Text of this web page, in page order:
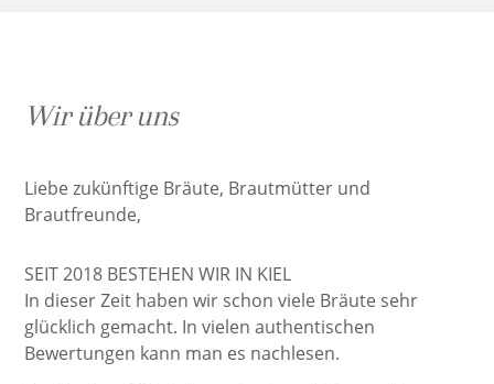
Wir über uns
Liebe zukünftige Bräute, Brautmütter und
Brautfreunde,
SEIT 2018 BESTEHEN WIR IN KIEL
In dieser Zeit haben wir schon viele Bräute sehr
glücklich gemacht. In vielen authentischen
Bewertungen kann man es nachlesen.